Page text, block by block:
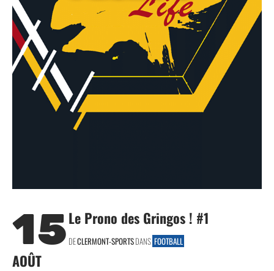
15
AOÛT
Le Prono des Gringos ! #1
DECLERMONT-SPORTSDANS FOOTBALL